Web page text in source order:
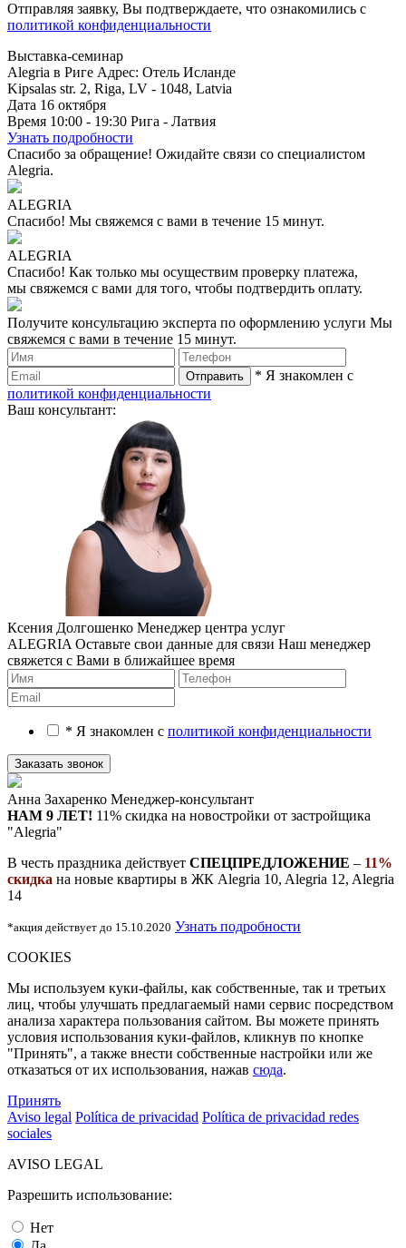
Отправляя заявку, Вы подтверждаете, что ознакомились с
политикой конфиденциальности
Выставка-семинар
Alegria в Риге Адрес: Отель Исланде
Kipsalas str. 2, Riga, LV - 1048, Latvia
Дата 16 октября
Время 10:00 - 19:30 Рига - Латвия
Узнать подробности
Спасибо за обращение! Ожидайте связи со специалистом
Alegria.
ALEGRIA
Спасибо! Мы свяжемся с вами в течение 15 минут.
ALEGRIA
Спасибо! Как только мы осуществим проверку платежа,
мы свяжемся с вами для того, чтобы подтвердить оплату.
Получите консультацию эксперта по оформлению услуги Мы
свяжемся с вами в течение 15 минут.
* Я знакомлен с
политикой конфиденциальности
Ваш консультант:
Ксения Долгошенко Менеджер центра услуг
ALEGRIA Оставьте свои данные для связи Наш менеджер
свяжется с Вами в ближайшее время
* Я знакомлен с политикой конфиденциальности
Анна Захаренко Менеджер-консультант
НАМ 9 ЛЕТ! 11% скидка на новостройки от застройщика
"Alegria"
В честь праздника действует СПЕЦПРЕДЛОЖЕНИЕ – 11%
скидка на новые квартиры в ЖК Alegria 10, Alegria 12, Alegria
14
*акция действует до 15.10.2020 Узнать подробности
COOKIES
Мы используем куки-файлы, как собственные, так и третьих
лиц, чтобы улучшать предлагаемый нами сервис посредством
анализа характера пользования сайтом. Вы можете принять
условия использования куки-файлов, кликнув по кнопке
"Принять", а также внести собственные настройки или же
отказаться от их использования, нажав сюда.
Принять
Aviso legal Política de privacidad Política de privacidad redes
sociales
AVISO LEGAL
Разрешить использование:
Нет